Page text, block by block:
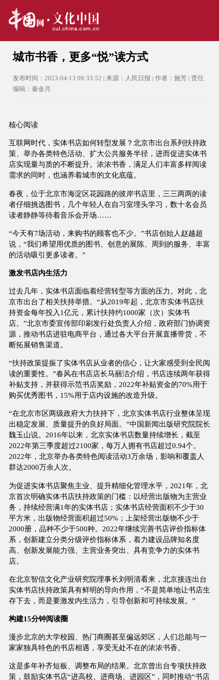
城市书香，更多“悦”读方式
发布时间：2023-04-13 09:33:52 | 来源：人民日报 | 作者：施芳 | 责任
编辑：秦金月
核心阅读
互联网时代，实体书店如何转型发展？北京市出台系列扶持政
策、举办各类特色活动、扩大公共服务半径，进而促进实体书
店实现量与质的不断提升。浓浓书香，满足人们丰富多样阅读
需求的同时，也涵养着城市的文化底蕴。
春夜，位于北京市海淀区花园路的彼岸书店里，三三两两的读
者仔细挑选图书，几个年轻人在自习室埋头学习，数十名会员
读者静静等待着音乐会开场……
“今天有7场活动，来购书的顾客也不少。”书店创始人赵越超
说，“我们希望用优质的图书、创意的展陈、周到的服务、丰富
的活动吸引更多读者。”
激发书店内生活力
过去几年，实体书店面临着经营转型等方面的压力。对此，北
京市出台了相关扶持举措。“从2019年起，北京市实体书店扶
持资金每年投入1亿元，累计扶持约1000家（次）实体书
店。”北京市委宣传部印刷发行处负责人介绍，政府部门协调资
源，推动书店进驻电商平台，通过各大平台开展直播带货，不
断拓展销售渠道。
“扶持政策提振了实体书店从业者的信心，让大家感受到全民阅
读的重要性。”春风在书店店长马丽洁介绍，书店连续两年获得
补贴支持，并获得示范书店奖励，2022年补贴资金的70%用于
购买优秀图书，15%用于店内设施的改造升级。
“在北京市区两级政府大力扶持下，北京实体书店行业整体呈现
出稳定发展、质量提升的良好局面。”中国新闻出版研究院院长
魏玉山说。2016年以来，北京实体书店数量持续增长，截至
2022年第三季度超过2100家，每万人拥有书店超过0.94个。
2022年，北京举办各类特色阅读活动3万余场，影响和覆盖人
群达2000万余人次。
为促进实体书店聚焦主业、提升精细化管理水平，2021年，北
京首次明确实体书店扶持政策的门槛：以经营出版物为主营业
务，持续经营满1年的实体书店；实体书店经营面积不少于30
平方米，出版物经营面积超过50%；上架经营出版物不少于
2000册，品种不少于500种。2022年继续完善书店评价指标体
系，创新建立分类分级评价指标体系，着力建设品牌知名度
高、创新发展能力强、主营业务突出、具有竞争力的实体书
店。
在北京智信文化产业研究院理事长刘明清看来，北京接连出台
实体书店扶持政策具有鲜明的导向作用，“不是简单地让书店生
存下去，而是要激发内生活力，引导创新和可持续发展。”
构建15分钟阅读圈
漫步北京的大学校园、热门商圈甚至偏远郊区，人们总能与一
家家独具特色的书店相遇，享受无处不在的浓浓书香。
这是多年补齐短板、调整布局的结果。北京曾出台专项扶持政
策，鼓励实体书店“进高校、进商场、进园区”，同时推动“书店